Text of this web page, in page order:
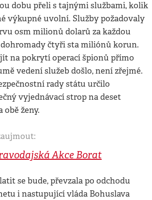
dobu přeli s tajnými službami, kolik
výkupné uvolní. Služby požadovaly
osm milionů dolarů za každou
čtyři sta miliónů korun.
na pokrytí operací špionů přímo
vedení služeb došlo, není zřejmé.
rady státu určilo
vyjednávací strop na deset
ženy.
Akce Borat
se bude, převzala po odchodu
i nastupující vláda Bohuslava